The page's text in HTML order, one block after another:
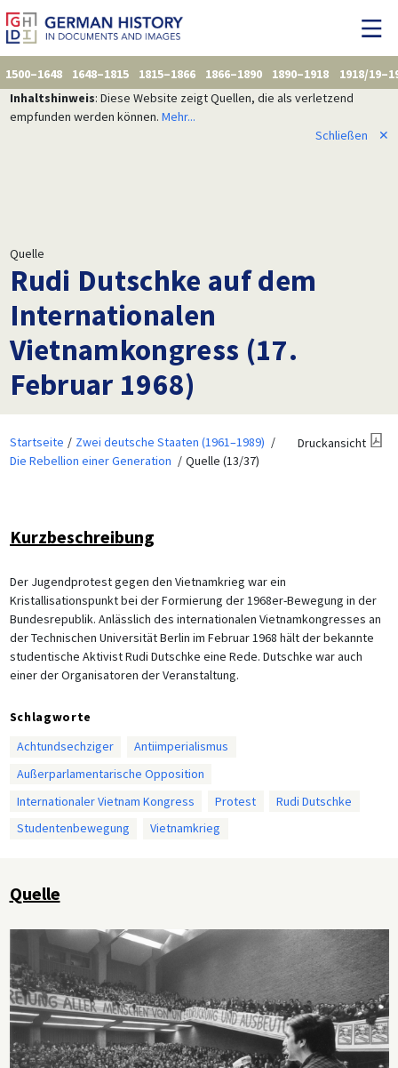
1500–1648 1648–1815 1815–1866 1866–1890 1890–1918
1918/
Inhaltshinweis: Diese Website zeigt Quellen, die als verletzend
empfunden werden können. Mehr...
Schließen
✕
Quelle
Rudi Dutschke auf dem
Internationalen
Vietnamkongress (17.
Februar 1968)
Startseite
Zwei deutsche Staaten (1961–1989)
Die Rebellion einer Generation
Quelle (13/37)
Druckansicht
Kurzbeschreibung
Der Jugendprotest gegen den Vietnamkrieg war ein
Kristallisationspunkt bei der Formierung der 1968er-Bewegung in der
Bundesrepublik. Anlässlich des internationalen Vietnamkongresses an
der Technischen Universität Berlin im Februar 1968 hält der bekannte
studentische Aktivist Rudi Dutschke eine Rede. Dutschke war auch
einer der Organisatoren der Veranstaltung.
Schlagworte
Achtundsechziger
Antiimperialismus
Außerparlamentarische Opposition
Internationaler Vietnam Kongress
Protest
Rudi Dutschke
Studentenbewegung
Vietnamkrieg
Quelle